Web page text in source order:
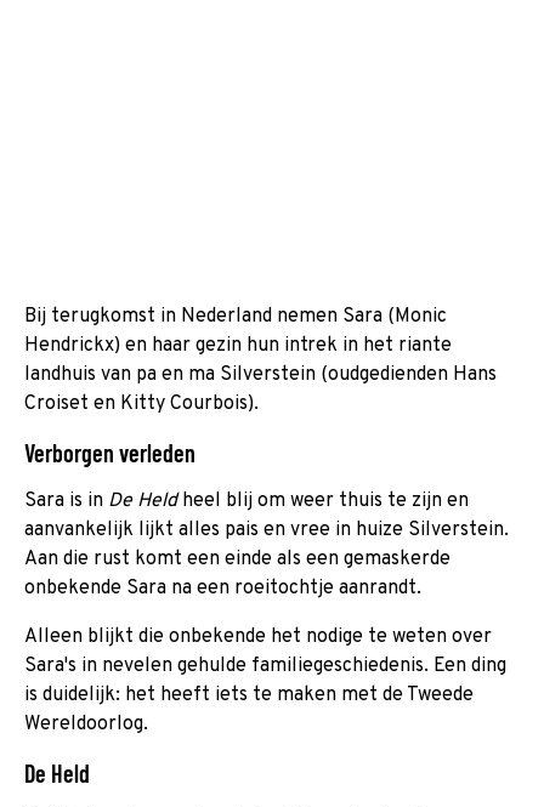
Bij terugkomst in Nederland nemen Sara (Monic
Hendrickx) en haar gezin hun intrek in het riante
landhuis van pa en ma Silverstein (oudgedienden Hans
Croiset en Kitty Courbois).
Verborgen verleden
Sara is in De Heldheel blij om weer thuis te zijn en
aanvankelijk lijkt alles pais en vree in huize Silverstein.
Aan die rust komt een einde als een gemaskerde
onbekende Sara na een roeitochtje aanrandt.
Alleen blijkt die onbekende het nodige te weten over
Sara's in nevelen gehulde familiegeschiedenis. Een ding
is duidelijk: het heeft iets te maken met de Tweede
Wereldoorlog.
De Held